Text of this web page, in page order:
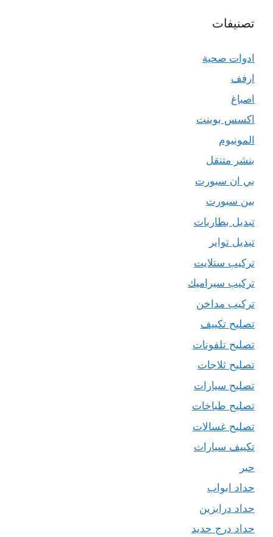
تصنيفات
ادوات صحية
ارفف
اصباغ
اكسس بوينت
المونيوم
بنشر متنقل
بي ان سبورت
بين سبورت
تبديل بطاريات
تبديل تواير
تركيب ستلايت
تركيب سيراميك
تركيب مداخن
تصليح تكييف
تصليح تلفونات
تصليح ثلاجات
تصليح سيارات
تصليح طباخات
تصليح غسالات
تكييف سيارات
حبر
حداد ابواب
حداد درابزين
حداد درج حديد